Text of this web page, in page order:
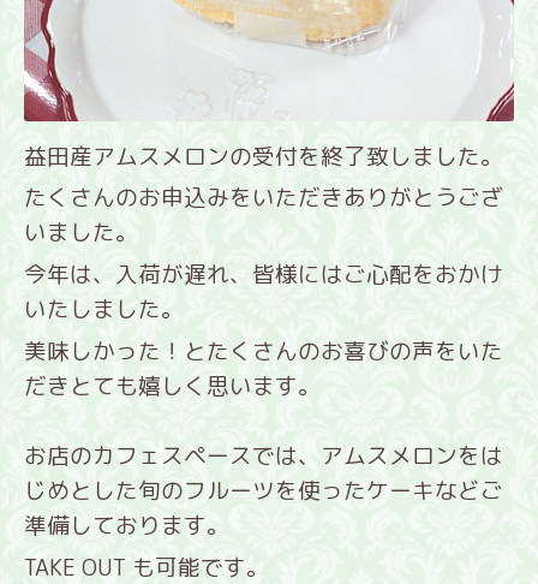
益田産アムスメロンの受付を終了致しました。
たくさんのお申込みをいただきありがとうござ
いました。
今年は、入荷が遅れ、皆様にはご心配をおかけ
いたしました。
美味しかった！とたくさんのお喜びの声をいた
だきとても嬉しく思います。
お店のカフェスペースでは、アムスメロンをは
じめとした旬のフルーツを使ったケーキなどご
準備しております。
TAKE OUT も可能です。